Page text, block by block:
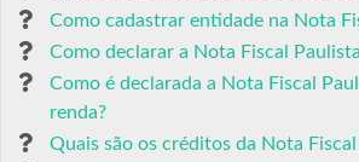
Como cadastrar entidade na Nota
Como declarar a Nota Fiscal
Como é declarada a Nota Fiscal
renda?
Quais são os créditos da Nota